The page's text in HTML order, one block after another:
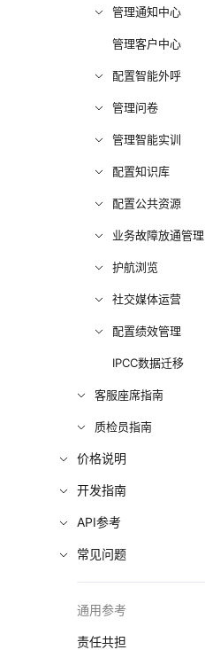
管理通知中心
管理客户中心
配置智能外呼
管理问卷
管理智能实训
配置知识库
配置公共资源
业务故障放通管理
护航浏览
社交媒体运营
配置绩效管理
IPCC数据迁移
客服座席指南
质检员指南
价格说明
开发指南
API参考
常见问题
通用参考
责任共担